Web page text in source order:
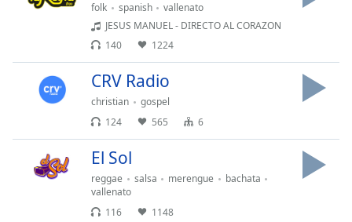
Color
Caption
folk spanish
vallenato
JESUS MANUEL - DIRECTO AL CORAZON
140
1224
CRV Radio
christian
gospel
124
565 6
El Sol
reggae salsa merengue
bachata
vallenato
116
1148